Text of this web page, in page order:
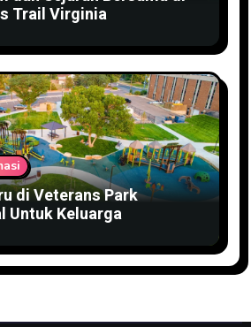
Trail Virginia
di Veterans Park
Untuk Keluarga